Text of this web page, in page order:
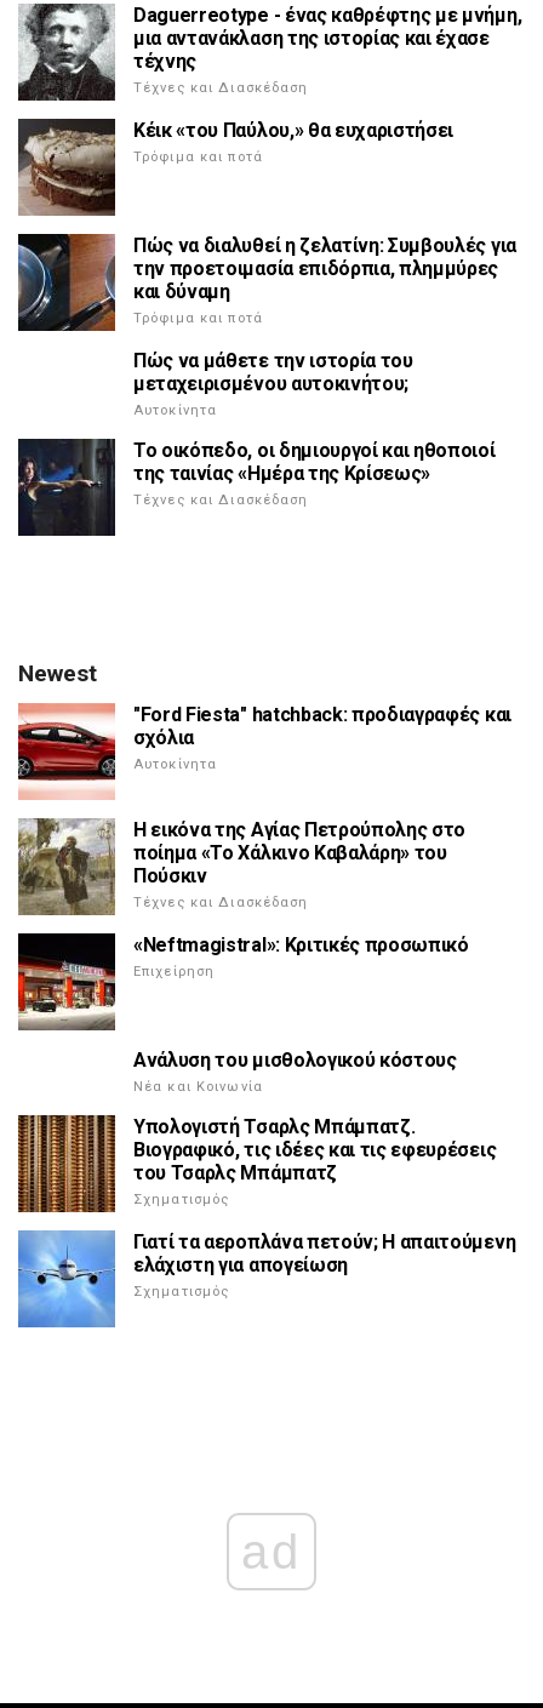
Daguerreotype - ένας καθρέφτης με μνήμη,
μια αντανάκλαση της ιστορίας και έχασε
τέχνης
Τέχνες και Διασκέδαση
Κέικ «του Παύλου,» θα ευχαριστήσει
Τρόφιμα και ποτά
Πώς να διαλυθεί η ζελατίνη: Συμβουλές για
την προετοιμασία επιδόρπια, πλημμύρες
και δύναμη
Τρόφιμα και ποτά
Πώς να μάθετε την ιστορία του
μεταχειρισμένου αυτοκινήτου;
Αυτοκίνητα
Το οικόπεδο, οι δημιουργοί και ηθοποιοί
της ταινίας «Ημέρα της Κρίσεως»
Τέχνες και Διασκέδαση
Newest
"Ford Fiesta" hatchback: προδιαγραφές και
σχόλια
Αυτοκίνητα
Η εικόνα της Αγίας Πετρούπολης στο
ποίημα «Το Χάλκινο Καβαλάρη» του
Πούσκιν
Τέχνες και Διασκέδαση
«Neftmagistral»: Κριτικές προσωπικό
Επιχείρηση
Ανάλυση του μισθολογικού κόστους
Νέα και Κοινωνία
Υπολογιστή Τσαρλς Μπάμπατζ.
Βιογραφικό, τις ιδέες και τις εφευρέσεις
του Τσαρλς Μπάμπατζ
Σχηματισμός
Γιατί τα αεροπλάνα πετούν; Η απαιτούμενη
ελάχιστη για απογείωση
Σχηματισμός
ad